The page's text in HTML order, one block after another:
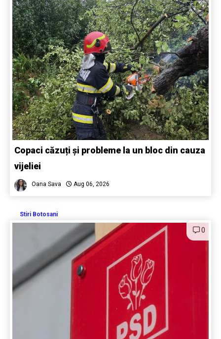
Copaci căzuți și probleme la un bloc din cauza
vijeliei
Oana Sava Aug 06, 2026
Stiri Botosani
0